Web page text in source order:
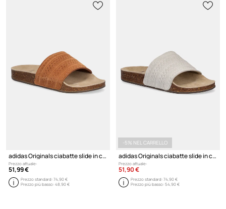
adidas Originals ciabatte slide in camoscio Adilette RS
Prezzo attuale:
51,99 €
Prezzo standard:74,90 €
Prezzo più basso:48,90 €
-5% NEL CARRELLO
adidas Originals ciabatte slide in camoscio Adilette RS
Prezzo attuale:
51,90 €
Prezzo standard:74,90 €
Prezzo più basso:54,90 €